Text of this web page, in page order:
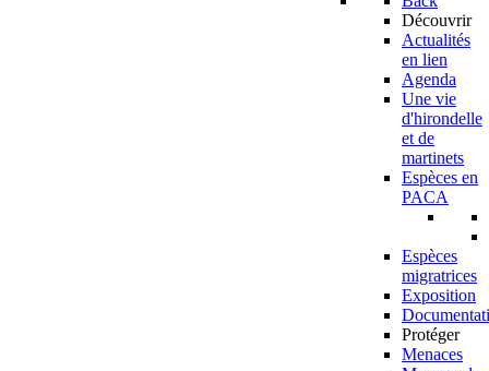
Découvrir
Actualités
en lien
Agenda
Une vie
d'hirondelle
et de
martinets
Espèces en
PACA
Espèces
migratrices
Exposition
Protéger
Menaces